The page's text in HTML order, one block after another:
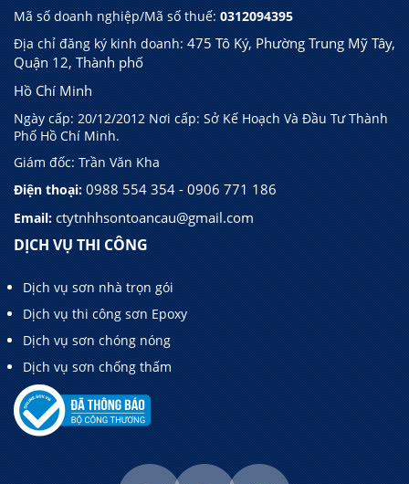
Mã số doanh nghiệp/Mã số thuế: 0312094395
Địa chỉ đăng ký kinh doanh: 475 Tô Ký, Phường Trung Mỹ Tây,
Quận 12, Thành phố
Hồ Chí Minh
Ngày cấp: 20/12/2012 Nơi cấp: Sở Kế Hoạch Và Đầu Tư Thành
Phố Hồ Chí Minh.
Giám đốc: Trần Văn Kha
Điện thoại: 0988 554 354 - 0906 771 186
Email: ctytnhhsontoancau@gmail.com
DỊCH VỤ THI CÔNG
Dịch vụ sơn nhà trọn gói
Dịch vụ thi công sơn Epoxy
Dịch vụ sơn chóng nóng
Dịch vụ sơn chống thấm